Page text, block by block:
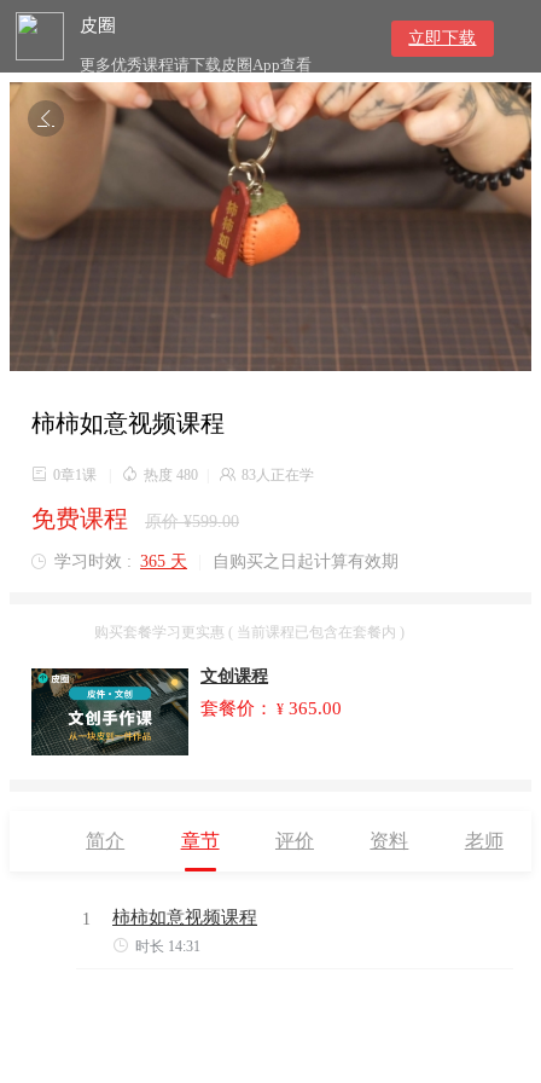
皮圈
更多优秀课程请下载皮圈App查看
立即下载

柿柿如意视频课程
 0章1课  热度 480  83人正在学
免费课程 原价 ¥599.00
 学习时效 : 365 天 自购买之日起计算有效期
购买套餐学习更实惠 ( 当前课程已包含在套餐内 )
文创课程
套餐价： ¥ 365.00
简介 章节 评价 资料 老师
1 柿柿如意视频课程
 时长 14:31